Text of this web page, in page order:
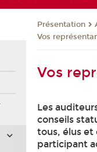
Présentation
Vos
Vos
Les
conseils
tous, élus et
participant